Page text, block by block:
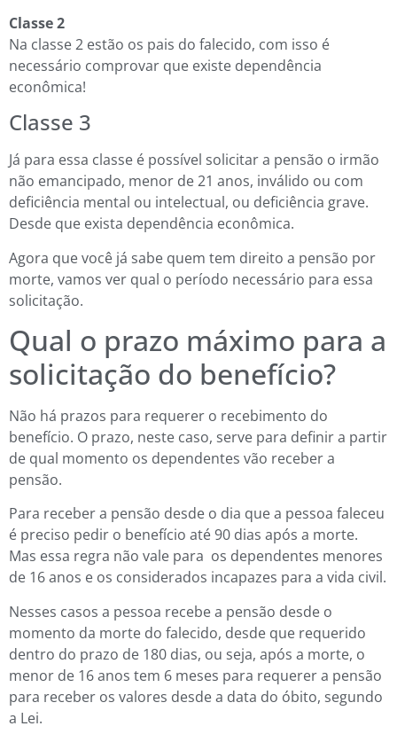
Classe 2
Na classe 2 estão os pais do falecido, com isso é
necessário comprovar que existe dependência
econômica!
Classe 3
Já para essa classe é possível solicitar a pensão o irmão
não emancipado, menor de 21 anos, inválido ou com
deficiência mental ou intelectual, ou deficiência grave.
Desde que exista dependência econômica.
Agora que você já sabe quem tem direito a pensão por
morte, vamos ver qual o período necessário para essa
solicitação.
Qual o prazo máximo para a
solicitação do benefício?
Não há prazos para requerer o recebimento do
benefício. O prazo, neste caso, serve para definir a partir
de qual momento os dependentes vão receber a
pensão.
Para receber a pensão desde o dia que a pessoa faleceu
é preciso pedir o benefício até 90 dias após a morte.
Mas essa regra não vale para os dependentes menores
de 16 anos e os considerados incapazes para a vida civil.
Nesses casos a pessoa recebe a pensão desde o
momento da morte do falecido, desde que requerido
dentro do prazo de 180 dias, ou seja, após a morte, o
menor de 16 anos tem 6 meses para requerer a pensão
para receber os valores desde a data do óbito, segundo
a Lei.